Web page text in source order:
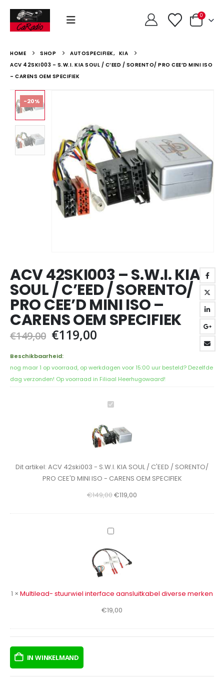
0
HOME SHOP AUTOSPECIFIEK, KIA
ACV 42SKI003 – S.W.I. KIA SOUL / C’EED / SORENTO/ PRO CEE’D MINI ISO
– CARENS OEM SPECIFIEK
-20%
ACV 42SKI003 – S.W.I. KIA
SOUL / C’EED / SORENTO/
PRO CEE’D MINI ISO –
CARENS OEM SPECIFIEK
€149,00 Oorspronkelijke
was:
€149,00.
€119,00
€119,00.
Beschikbaarheid:
nog maar 1 op voorraad, op werkdagen voor 15:00 uur besteld? Dezelfde
dag verzonden! Op voorraad in Filiaal Heerhugowaard!
ACV
-
S.W.I.
SOUL
/
/
CEE'D
ISO
-
Dit artikel: ACV 42ski003 - S.W.I. KIA SOUL / C'EED / SORENTO/
PRO CEE'D MINI ISO - CARENS OEM SPECIFIEK
€149,00Oorspronkelijke
€149,00.
€119,00
Multilead-
interface
aansluitkabel
merken
1 × Multilead- stuurwiel interface aansluitkabel diverse merken
€19,00
IN WINKELMAND